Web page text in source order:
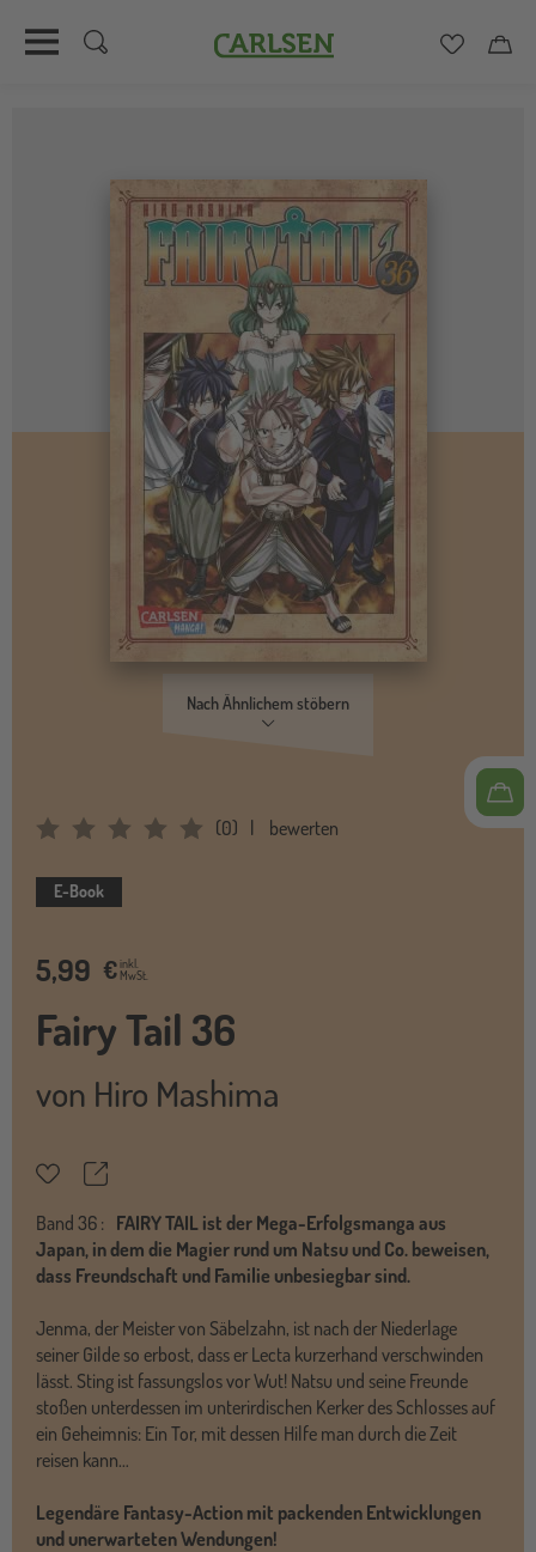
Carlsen
Nach Ähnlichem stöbern
Average Rating: 0 (0) bewerten
E-Book
5,99 €inkl.
MwSt.
Fairy Tail 36
von Hiro Mashima
MerkzettelTeilen
Band 36 : FAIRY TAIL ist der Mega-Erfolgsmanga aus
Japan, in dem die Magier rund um Natsu und Co. beweisen,
dass Freundschaft und Familie unbesiegbar sind.
Jenma, der Meister von Säbelzahn, ist nach der Niederlage
seiner Gilde so erbost, dass er Lecta kurzerhand verschwinden
lässt. Sting ist fassungslos vor Wut! Natsu und seine Freunde
stoßen unterdessen im unterirdischen Kerker des Schlosses auf
ein Geheimnis: Ein Tor, mit dessen Hilfe man durch die Zeit
reisen kann…
Legendäre Fantasy-Action mit packenden Entwicklungen
und unerwarteten Wendungen!